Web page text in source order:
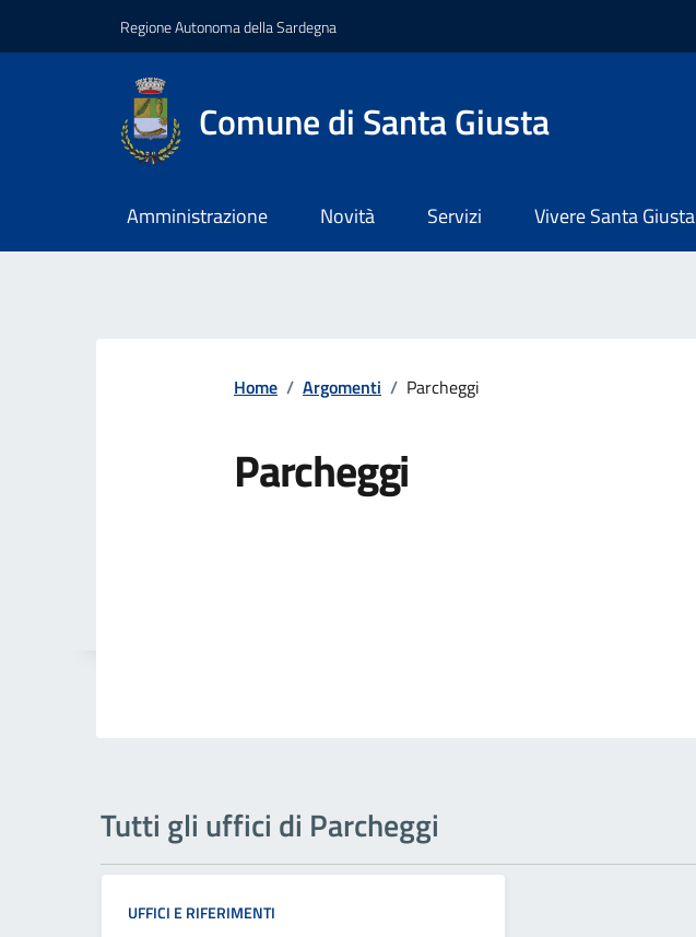
Regione Autonoma della Sardegna
Comune di Santa Giusta
Amministrazione Novità Servizi Vivere Santa Giusta
Home / Argomenti / Parcheggi
Parcheggi
Tutti gli uffici di Parcheggi
UFFICI E RIFERIMENTI